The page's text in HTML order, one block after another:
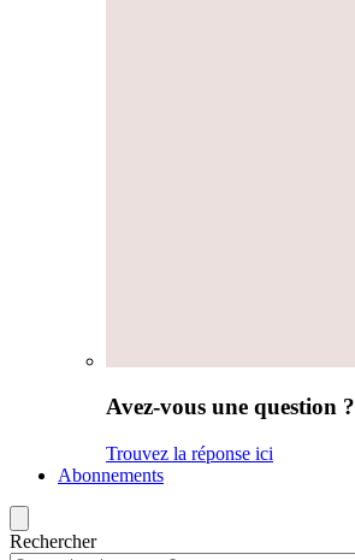
Avez-vous une question ?
Trouvez la réponse ici
Abonnements
Rechercher